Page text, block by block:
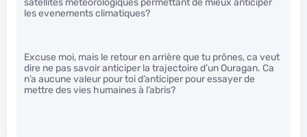
satellites météorologiques permettant de mieux anticiper
les evenements climatiques?
Excuse moi, mais le retour en arrière que tu prônes, ca veut
dire ne pas savoir anticiper la trajectoire d’un Ouragan. Ca
n’a aucune valeur pour toi d’anticiper pour essayer de
mettre des vies humaines à l’abris?